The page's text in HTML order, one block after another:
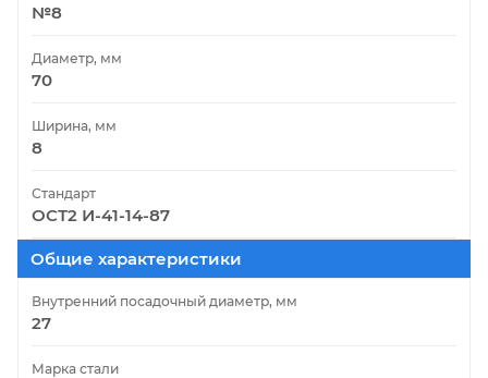
№8
Диаметр, мм
70
Ширина, мм
8
Стандарт
ОСТ2 И-41-14-87
Общие характеристики
Внутренний посадочный диаметр, мм
27
Марка стали